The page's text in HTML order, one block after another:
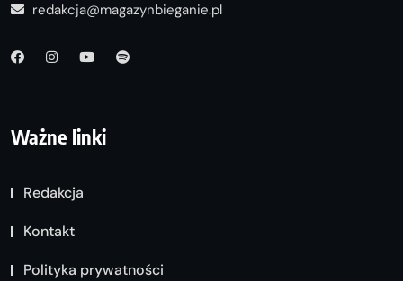
redakcja@magazynbieganie.pl
Ważne linki
Redakcja
Kontakt
Polityka prywatności